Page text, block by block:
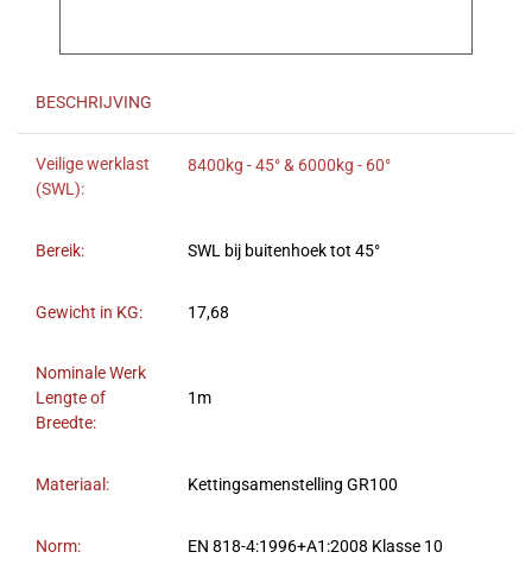
BESCHRIJVING
Veilige werklast
(SWL):
8400kg - 45° & 6000kg - 60°
Bereik: SWL bij buitenhoek tot 45°
Gewicht in KG: 17,68
Nominale Werk
Lengte of
Breedte:
1m
Materiaal: Kettingsamenstelling GR100
Norm: EN 818-4:1996+A1:2008 Klasse 10